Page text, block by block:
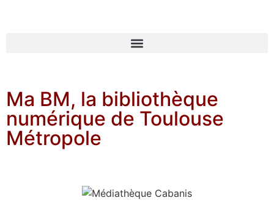
Ma BM, la bibliothèque
numérique de Toulouse
Métropole